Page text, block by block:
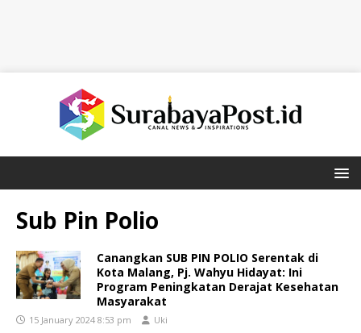
Sub Pin Polio
Canangkan SUB PIN POLIO Serentak di
Kota Malang, Pj. Wahyu Hidayat: Ini
Program Peningkatan Derajat Kesehatan
Masyarakat
15 January 2024 8:53 pm Uki